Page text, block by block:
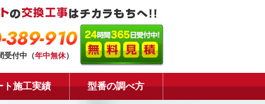
389-910
受付中（年中無休）
ト施工実績 型番の調べ方